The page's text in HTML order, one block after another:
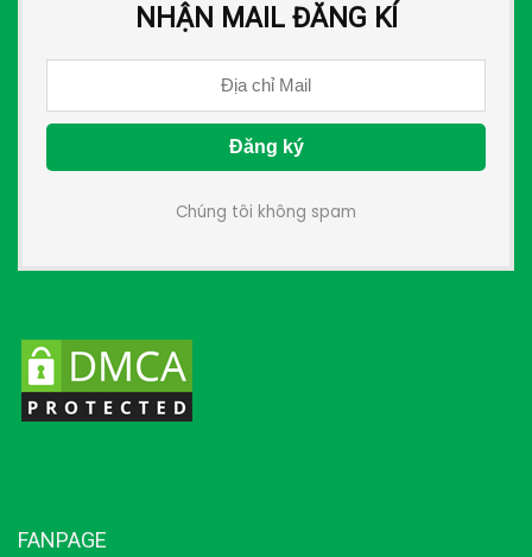
NHẬN MAIL ĐĂNG KÍ
Chúng tôi không spam
FANPAGE